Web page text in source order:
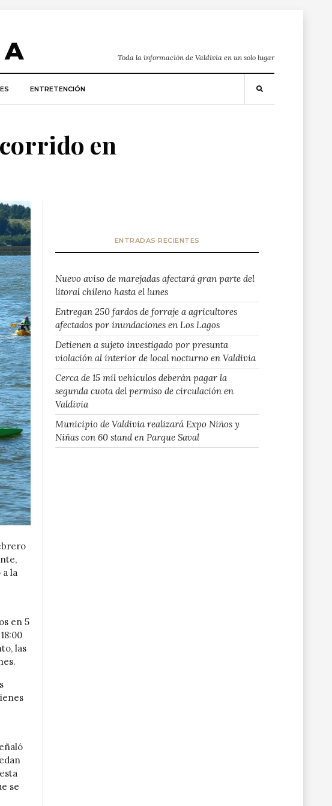
Toda la información de Valdivia en un solo lugar
ENTRETENCIÓN
en
a la
en 5
las
se
ENTRADAS RECIENTES
Nuevo aviso de marejadas afectará gran parte del
litoral chileno hasta el lunes
Entregan 250 fardos de forraje a agricultores
afectados por inundaciones en Los Lagos
Detienen a sujeto investigado por presunta
violación al interior de local nocturno en Valdivia
Cerca de 15 mil vehículos deberán pagar la
segunda cuota del permiso de circulación en
Valdivia
Municipio de Valdivia realizará Expo Niños y
Niñas con 60 stand en Parque Saval